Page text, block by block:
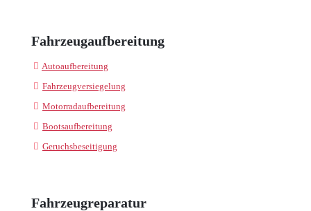
Fahrzeugaufbereitung
Autoaufbereitung
Fahrzeugversiegelung
Motorradaufbereitung
Bootsaufbereitung
Geruchsbeseitigung
Fahrzeugreparatur